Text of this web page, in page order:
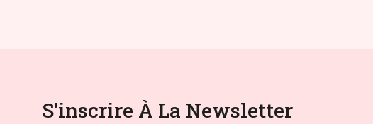
S'inscrire À La Newsletter